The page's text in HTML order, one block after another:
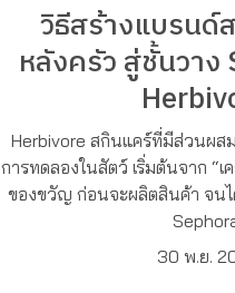
วิธีสร้างแบรนด์
หลังครัว สู่ชั้นวาง
Herbivore สกินแคร์ที่มีส่วนผส
การทดลองในสัตว์ เริ่มต้นจาก “เ
ของขวัญ ก่อนจะผลิตสินค้า จนไ
30 พ.ย.